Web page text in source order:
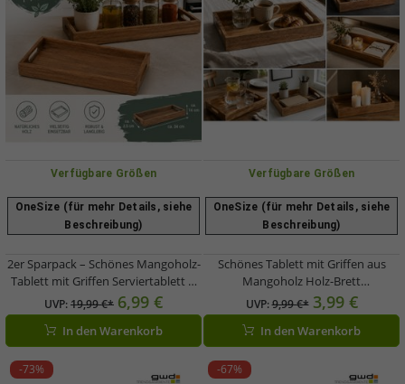
Verfügbare Größen
OneSize (für mehr Details, siehe
Beschreibung)
2er Sparpack – Schönes Mangoholz-
Tablett mit Griffen Serviertablett &
Frühstückstablett aus Holz ca.
34×16×3,5 cm Braun
UVP:19,99 €* 6,99 €
In den Warenkorb
Verfügbare Größen
OneSize (für mehr Details, siehe
Beschreibung)
Schönes Tablett mit Griffen aus
Mangoholz Holz-Brett
Frühstückstablett 34x16x3,5 cm
126840 Braun
UVP:9,99 €* 3,99 €
In den Warenkorb
-73% -67%